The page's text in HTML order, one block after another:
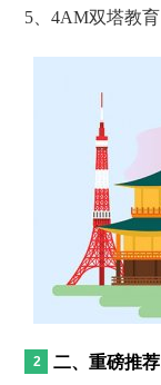
5、4AM双塔教育
二、重磅推